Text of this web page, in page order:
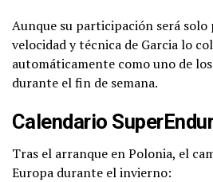
Aunque su participación será
velocidad y técnica de Garcia lo
automáticamente como uno de
durante el fin de semana.
Calendario
Tras el arranque en Polonia, el
Europa durante el invierno: